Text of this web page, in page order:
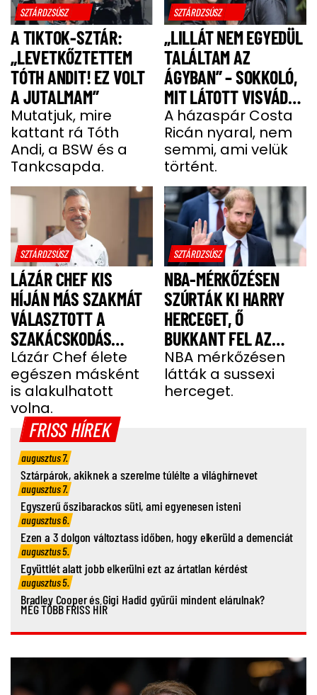
SZTÁRDZSÚSZ
A TIKTOK-SZTÁR:
„LEVETKŐZTETTEM
TÓTH ANDIT! EZ VOLT
A JUTALMAM”
Mutatjuk, mire
kattant rá Tóth
Andi, a BSW és a
Tankcsapda.
SZTÁRDZSÚSZ
„LILLÁT NEM EGYEDÜL
TALÁLTAM AZ
ÁGYBAN” – SOKKOLÓ,
MIT LÁTOTT VISVÁDER
TAMÁS
A házaspár Costa
Ricán nyaral, nem
semmi, ami velük
történt.
SZTÁRDZSÚSZ
LÁZÁR CHEF KIS
HÍJÁN MÁS SZAKMÁT
VÁLASZTOTT A
SZAKÁCSKODÁS
HELYETT
Lázár Chef élete
egészen másként
is alakulhatott
volna.
SZTÁRDZSÚSZ
NBA-MÉRKŐZÉSEN
SZÚRTÁK KI HARRY
HERCEGET, Ő
BUKKANT FEL AZ
OLDALÁN
NBA mérkőzésen
látták a sussexi
herceget.
FRISS HÍREK
augusztus 7.
Sztárpárok, akiknek a szerelme túlélte a világhírnevet
augusztus 7.
Egyszerű őszibarackos süti, ami egyenesen isteni
augusztus 6.
Ezen a 3 dolgon változtass időben, hogy elkerüld a demenciát
augusztus 5.
Együttlét alatt jobb elkerülni ezt az ártatlan kérdést
augusztus 5.
Bradley Cooper és Gigi Hadid gyűrűi mindent elárulnak?
MÉG TÖBB FRISS HÍR